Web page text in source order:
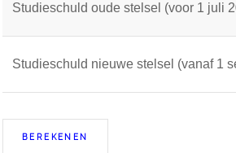
Studieschuld oude stelsel (voor 1 juli
Studieschuld nieuwe stelsel (vanaf 1